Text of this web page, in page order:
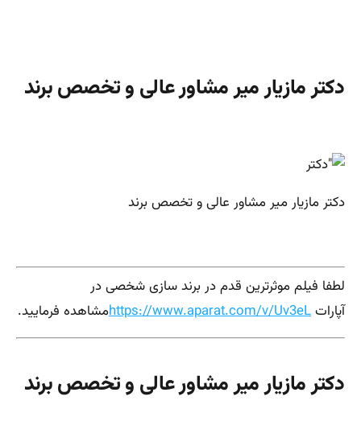
دکتر مازیار میر مشاور عالی و تخصص برند
دکتر مازیار میر مشاور عالی و تخصص برند
لطفا فیلم موثرترین قدم در برند سازی شخصی در
آپاراتhttps://www.aparat.com/v/Uv3eLمشاهده فرمایید.
دکتر مازیار میر مشاور عالی و تخصص برند